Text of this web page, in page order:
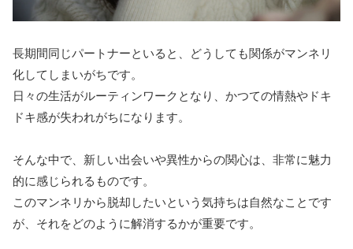
長期間同じパートナーといると、どうしても関係がマンネリ
化してしまいがちです。
日々の生活がルーティンワークとなり、かつての情熱やドキ
ドキ感が失われがちになります。
そんな中で、新しい出会いや異性からの関心は、非常に魅力
的に感じられるものです。
このマンネリから脱却したいという気持ちは自然なことです
が、それをどのように解消するかが重要です。